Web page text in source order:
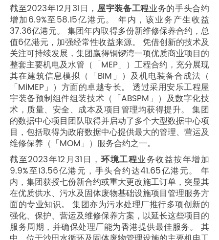
截至2023年12月31日， 屋宇装备工程业务的手头合约
增加6.9%至58.15亿港元。 年内，该业务产生收益
37.36亿港元。 集团年内取得多份新维修保养合约，总
值6亿港元，加强经常性收益来源。 凭借创新的技术及
关注可持续发展，集团赢得铜锣湾一项优质商业项目的
整套主要机电及水管（「MEP」）工程合约，充分展现
其在建筑信息模拟（「BIM」）及机电装备合成法（
「MiMEP」）方面的卓越专长。 透过采用安乐工程屋
宇装备预制组件组装技术（「ABSPM」）及数字化技
术，质量、安全、成本及项目管理均获得提升。 集团
的数据中心项目团队取得并启动了多个大型数据中心项
目，包括取得为政府数据中心提供最大的管理、营运及
维修保养（「MOM」）服务合约之一。
截至2023年12月31日， 环境工程业务收益按年增加
9.9%至13.56亿港元，手头合约达41.65亿港元。 年
内，集团获授七份新合约或重大更改施工订单，突显其
在优质供水、污水及固体废物基础设施项目管理服务方
面的专业知识。 集团亦为污水处理厂推行多项创新的
强化、保护、营运及维修保养方案，以延长这些项目的
服务周期，并确保处理厂能为香港提供最佳服务。 其